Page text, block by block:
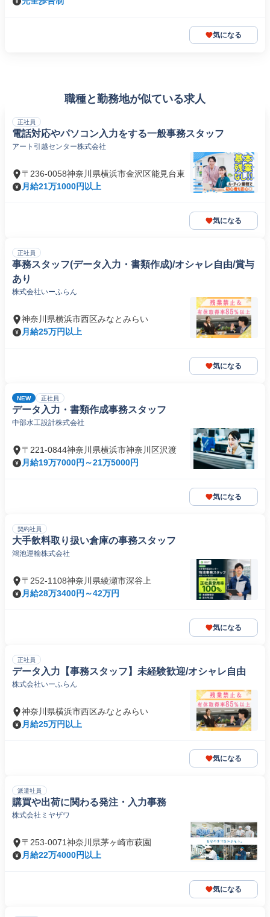
気になる
職種と勤務地が似ている求人
正社員
電話対応やパソコン入力をする一般事務スタッフ
アート引越センター株式会社
〒236-0058神奈川県横浜市金沢区能見台東
月給21万1000円以上
気になる
正社員
事務スタッフ(データ入力・書類作成)/オシャレ自由/賞与
あり
株式会社いーふらん
神奈川県横浜市西区みなとみらい
月給25万円以上
気になる
NEW 正社員
データ入力・書類作成事務スタッフ
中部水工設計株式会社
〒221-0844神奈川県横浜市神奈川区沢渡
月給19万7000円～21万5000円
気になる
契約社員
大手飲料取り扱い倉庫の事務スタッフ
鴻池運輸株式会社
〒252-1108神奈川県綾瀬市深谷上
月給28万3400円～42万円
気になる
正社員
データ入力【事務スタッフ】未経験歓迎/オシャレ自由
株式会社いーふらん
神奈川県横浜市西区みなとみらい
月給25万円以上
気になる
派遣社員
購買や出荷に関わる発注・入力事務
株式会社ミヤザワ
〒253-0071神奈川県茅ヶ崎市萩園
月給22万4000円以上
気になる